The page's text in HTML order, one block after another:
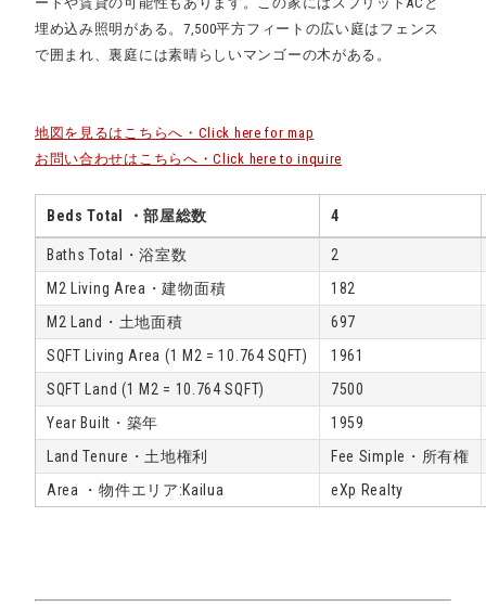
埋め込み照明がある。7,500平方フィートの広い庭はフェンス
で囲まれ、裏庭には素晴らしいマンゴーの木がある。
地図を見るはこちらへ・Click here for map
お問い合わせはこちらへ・Click here to inquire
Beds Total ・部屋総数 4
Baths Total・浴室数
2
M2 Living Area・建物面積
182
M2 Land・土地面積
697
SQFT Living Area (1 M2 = 10.764 SQFT)
1961
SQFT Land (1 M2 = 10.764 SQFT)
7500
Year Built・築年
1959
Land Tenure・土地権利
Fee Simple・所有権
Area ・物件エリア:Kailua
eXp Realty